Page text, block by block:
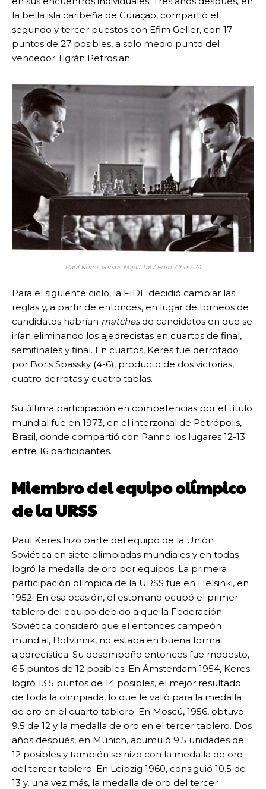
la bella isla caribeña de Curaçao, compartió el
segundo y tercer puestos con Efim Geller, con 17
puntos de 27 posibles, a solo medio punto del
vencedor Tigrán Petrosian.
Paul Keres versus Mijaíl Tal / Foto: Chess24
Para el siguiente ciclo, la FIDE decidió cambiar las
reglas y, a partir de entonces, en lugar de torneos de
candidatos habrían matchesde candidatos en que se
irían eliminando los ajedrecistas en cuartos de final,
semifinales y final. En cuartos, Keres fue derrotado
por Boris Spassky (4-6), producto de dos victorias,
cuatro derrotas y cuatro tablas.
Su última participación en competencias por el título
mundial fue en 1973, en el interzonal de Petrópolis,
Brasil, donde compartió con Panno los lugares 12-13
entre 16 participantes.
Miembro del equipo olímpico
de la URSS
Paul Keres hizo parte del equipo de la Unión
Soviética en siete olimpiadas mundiales y en todas
logró la medalla de oro por equipos. La primera
participación olímpica de la URSS fue en Helsinki, en
1952. En esa ocasión, el estoniano ocupó el primer
tablero del equipo debido a que la Federación
Soviética consideró que el entonces campeón
mundial, Botvinnik, no estaba en buena forma
ajedrecística. Su desempeño entonces fue modesto,
6.5 puntos de 12 posibles. En Ámsterdam 1954, Keres
logró 13.5 puntos de 14 posibles, el mejor resultado
de toda la olimpiada, lo que le valió para la medalla
de oro en el cuarto tablero. En Moscú, 1956, obtuvo
9.5 de 12 y la medalla de oro en el tercer tablero. Dos
años después, en Múnich, acumuló 9.5 unidades de
12 posibles y también se hizo con la medalla de oro
del tercer tablero. En Leipzig 1960, consiguió 10.5 de
13 y, una vez más, la medalla de oro del tercer